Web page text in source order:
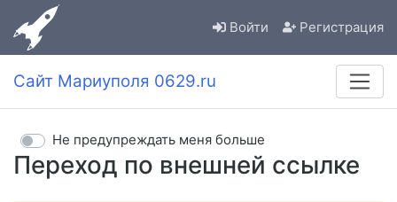
Войти Регистрация
Сайт Мариуполя 0629.ru
Переход по внешней ссылке
Не предупреждать меня больше